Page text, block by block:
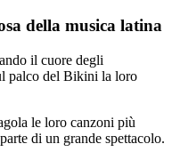
della musica latina
il cuore degli
palco del Bikini la loro
le loro canzoni più
di un grande spettacolo.